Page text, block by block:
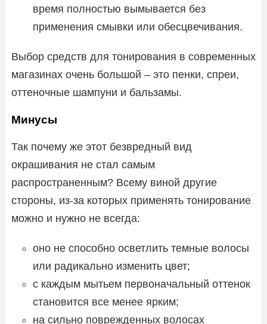
время полностью вымывается без
применения смывки или обесцвечивания.
Выбор средств для тонирования в современных
магазинах очень большой – это пенки, спреи,
оттеночные шампуни и бальзамы.
Минусы
Так почему же этот безвредный вид
окрашивания не стал самым
распространенным? Всему виной другие
стороны, из-за которых применять тонирование
можно и нужно не всегда:
оно не способно осветлить темные волосы
или радикально изменить цвет;
с каждым мытьем первоначальный оттенок
становится все менее ярким;
на сильно поврежденных волосах